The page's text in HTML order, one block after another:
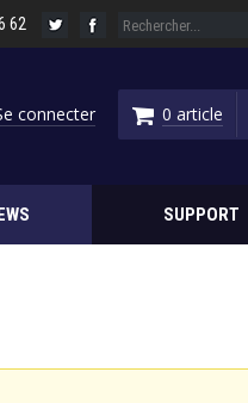
62
connecter 0 article
SUPPORT